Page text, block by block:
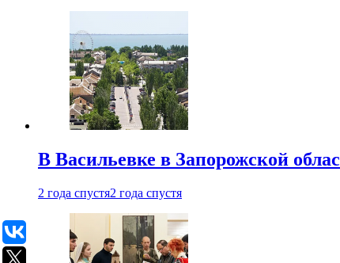
В Васильевке в Запорожской
2 года спустя2 года спустя